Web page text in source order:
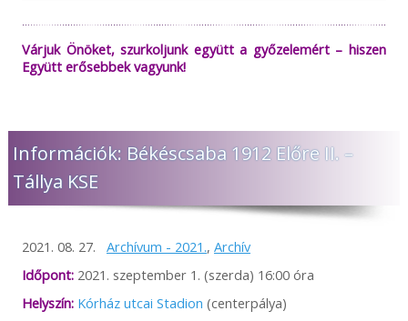
Várjuk Önöket, szurkoljunk együtt a győzelemért – hiszen
Együtt erősebbek vagyunk!
Információk: Békéscsaba 1912 Előre II. –
Tállya KSE
2021. 08. 27. Archívum - 2021., Archív
Időpont: 2021. szeptember 1. (szerda) 16:00 óra
Helyszín: Kórház utcai Stadion (centerpálya)